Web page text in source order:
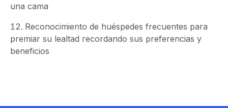
una cama
Reconocimiento de huéspedes frecuentes para
premiar su lealtad recordando sus preferencias y
beneficios